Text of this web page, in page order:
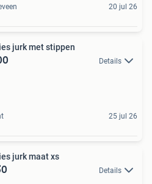
20 jul 26
jurk met stippen
Details
25 jul 26
jurk maat xs
Details